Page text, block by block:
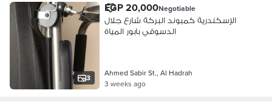
3
EGP 20,000Negotiable
الإسكندرية كمبوند البركة شارع جلال
الدسوقي بابور المياة
Ahmed Sabir St., Al Hadrah
3 weeks ago